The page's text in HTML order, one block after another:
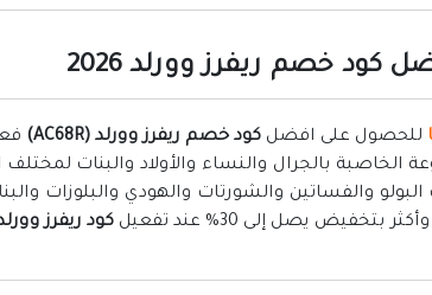
كود خصم ريفرز وورلد 2026
للحصول على افضل كود خصم ريفرز وورلد (AC68R)
الخاصبة بالجرال والنساء والأولاد والبنات
البولو والفساتين والشورتات والهودي والبلوزات
يصل إلى 30% عند تفعيل
كود ريفرز